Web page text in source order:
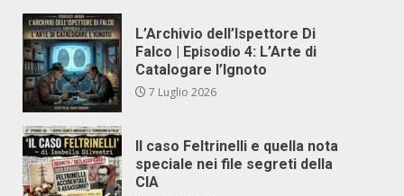
L’Archivio dell’Ispettore Di
Falco | Episodio 4: L’Arte di
Catalogare l’Ignoto
7 Luglio 2026
Il caso Feltrinelli e quella nota
speciale nei file segreti della
CIA